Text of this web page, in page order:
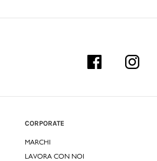
CORPORATE
MARCHI
LAVORA CON NOI